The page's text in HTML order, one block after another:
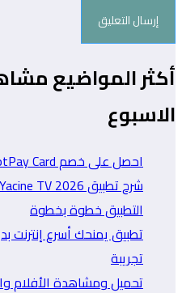
أكثر المواضيع
الاسبوع
احصل على خصم RedotPay Card كوبونات حصرية
التطبيق خطوة بخطوة
تطبيق يمنحك أسرع
تجريبة